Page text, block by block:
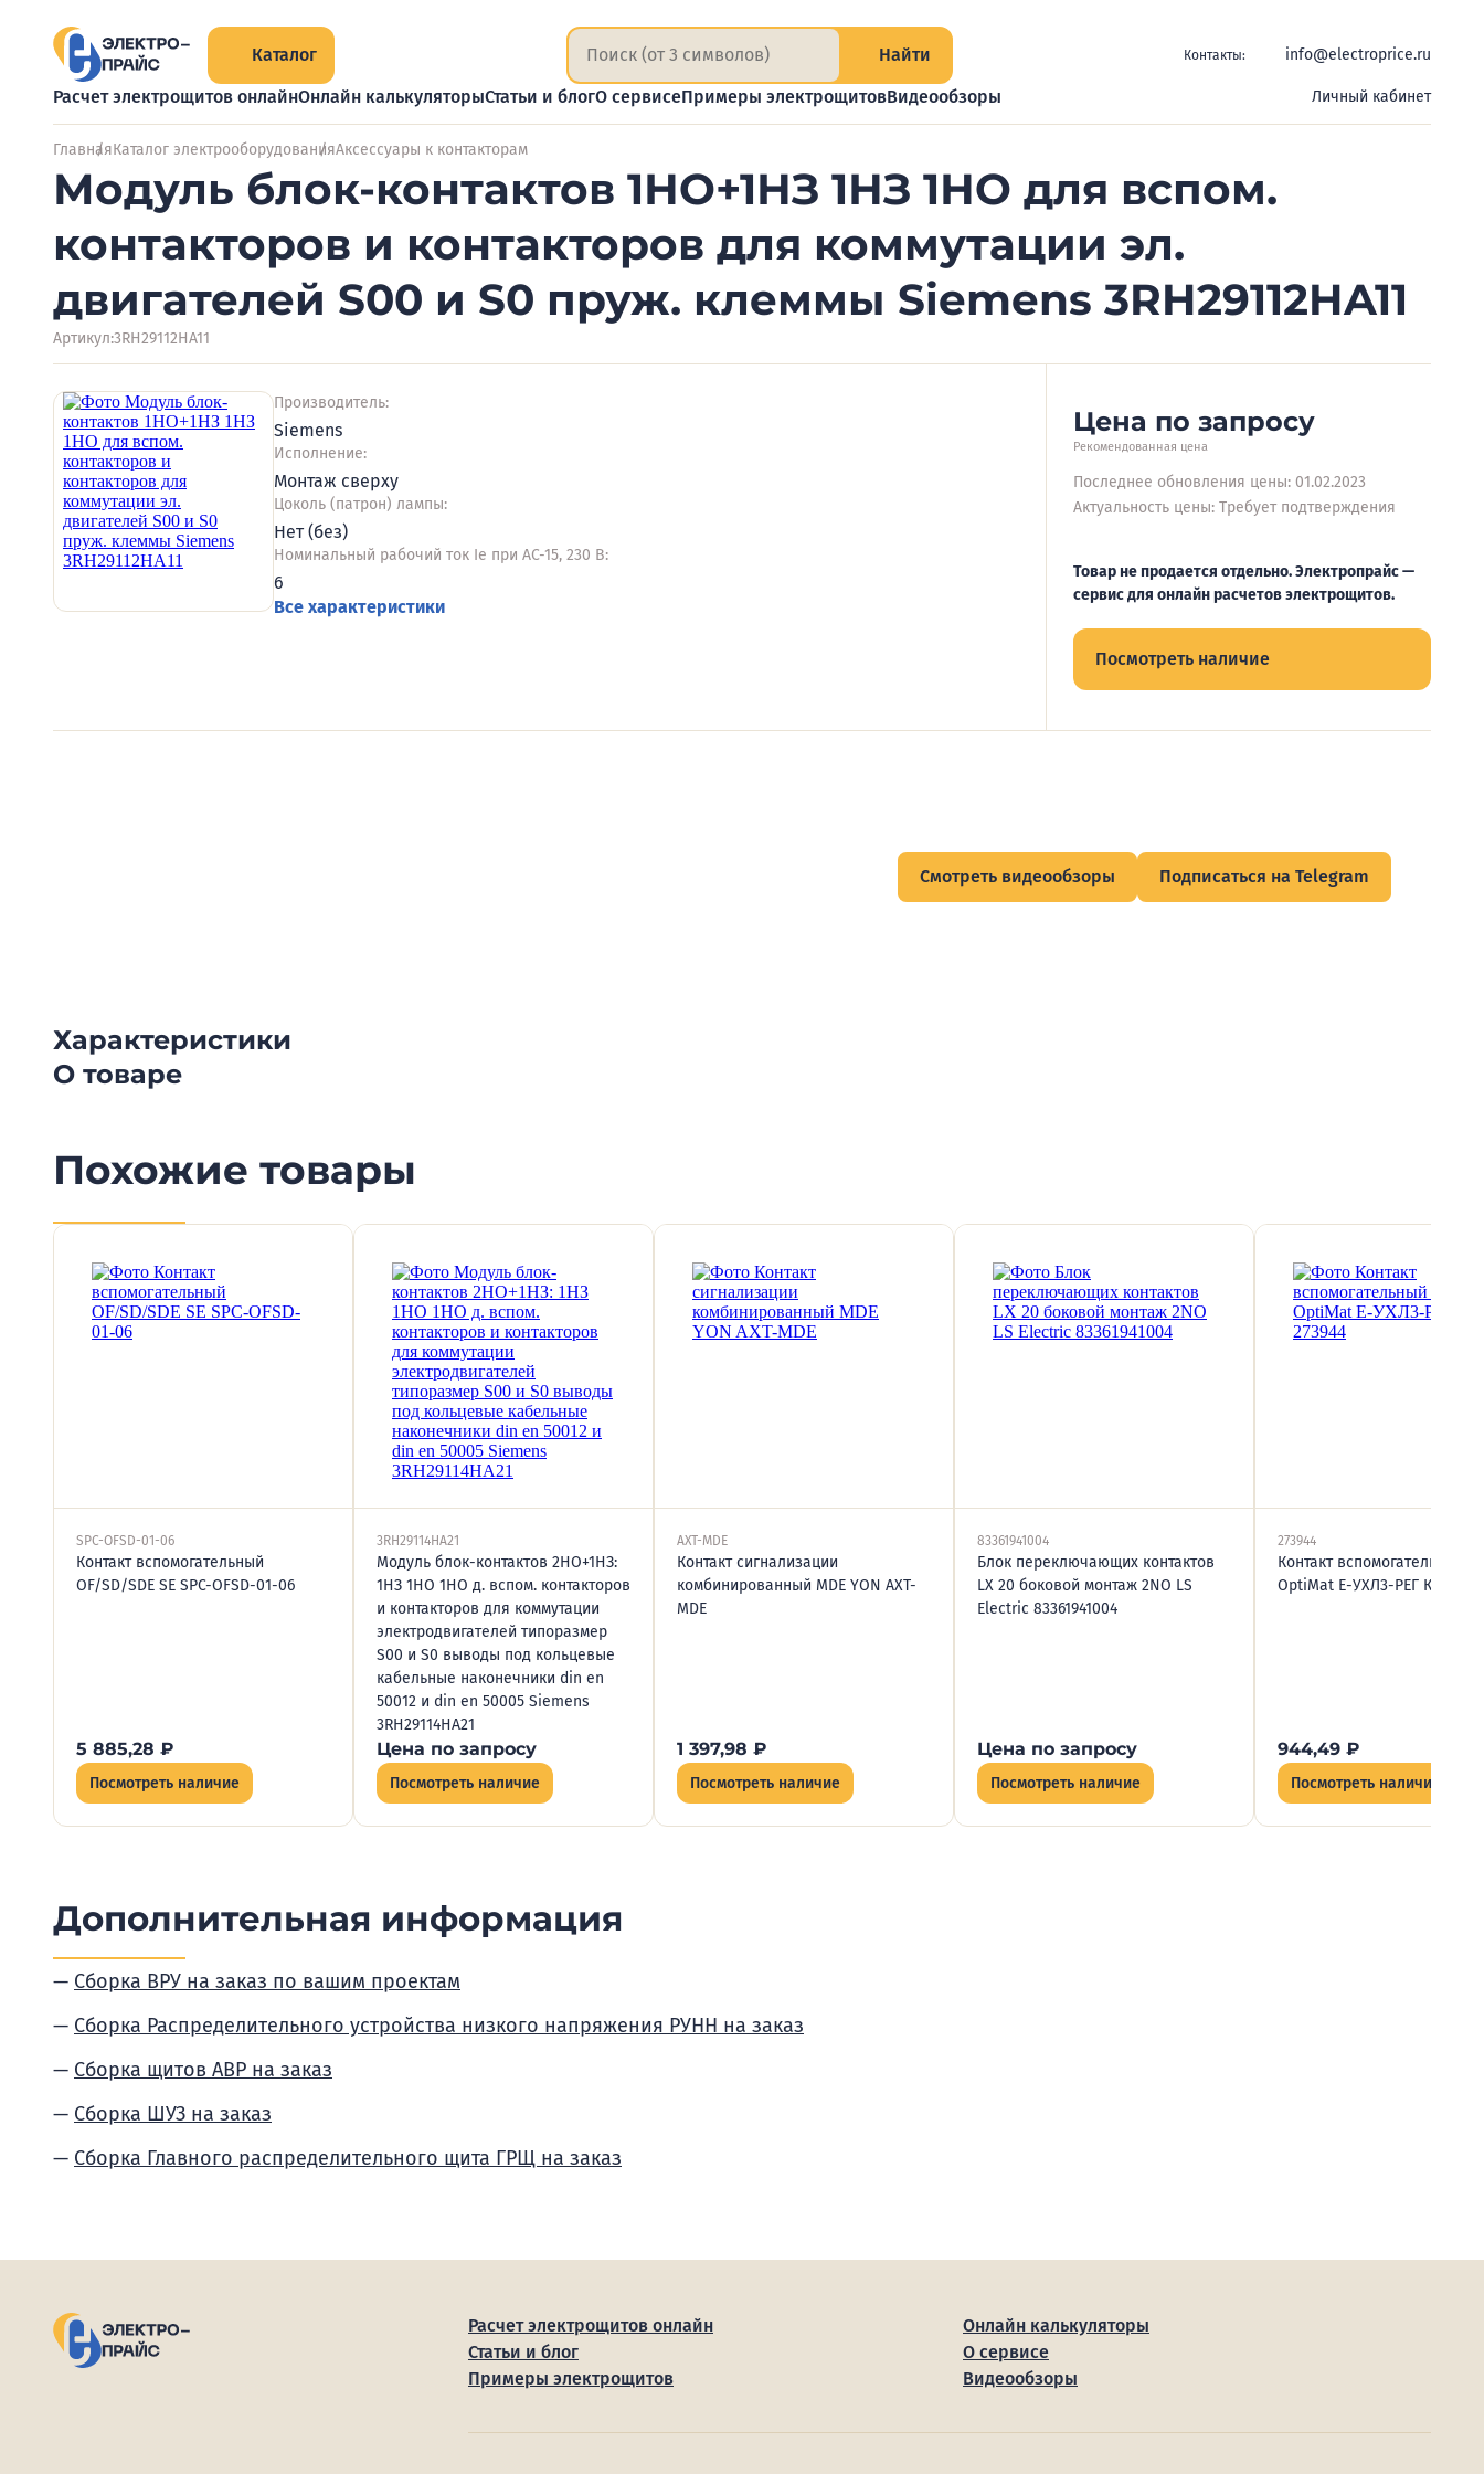
Каталог Найти Контакты: info@electroprice.ru
Расчет электрощитов онлайнОнлайн калькуляторыСтатьи и блогО сервисеПримеры электрощитовВидеообзоры Личный кабинет
ГлавнаяКаталог электрооборудованияАксессуары к контакторам
Модуль блок-контактов 1НО+1НЗ 1НЗ 1НО для вспом.
контакторов и контакторов для коммутации эл.
двигателей S00 и S0 пруж. клеммы Siemens 3RH29112HA11
Артикул:3RH29112HA11
Производитель:
Siemens
Исполнение:
Монтаж сверху
Цоколь (патрон) лампы:
Нет (без)
Номинальный рабочий ток Ie при AC-15, 230 В:
6
Все характеристики
Цена по запросу
Рекомендованная цена
Последнее обновления цены: 01.02.2023
Актуальность цены: Требует подтверждения
Товар не продается отдельно. Электропрайс —
сервис для онлайн расчетов электрощитов.
Посмотреть наличие
Смотреть видеообзоры Подписаться на Telegram
Характеристики
О товаре
Похожие товары
SPC-OFSD-01-06
Контакт вспомогательный
OF/SD/SDE SE SPC-OFSD-01-06
5 885,28 ₽
Посмотреть наличие
3RH29114HA21
Модуль блок-контактов 2НО+1НЗ:
1НЗ 1НО 1НО д. вспом. контакторов
и контакторов для коммутации
электродвигателей типоразмер
S00 и S0 выводы под кольцевые
кабельные наконечники din en
50012 и din en 50005 Siemens
3RH29114HA21
Цена по запросу
Посмотреть наличие
AXT-MDE
Контакт сигнализации
комбинированный MDE YON AXT-
MDE
1 397,98 ₽
Посмотреть наличие
83361941004
Блок переключающих контактов
LX 20 боковой монтаж 2NO LS
Electric 83361941004
Цена по запросу
Посмотреть наличие
273944
Контакт вспомогательный
OptiMat E-УХЛ3-РЕГ КЭАЗ
944,49 ₽
Посмотреть наличие
Дополнительная информация
Сборка ВРУ на заказ по вашим проектам
Сборка Распределительного устройства низкого напряжения РУНН на заказ
Сборка щитов АВР на заказ
Сборка ШУЗ на заказ
Сборка Главного распределительного щита ГРЩ на заказ
Расчет электрощитов онлайн
Онлайн калькуляторы
Статьи и блог
О сервисе
Примеры электрощитов
Видеообзоры